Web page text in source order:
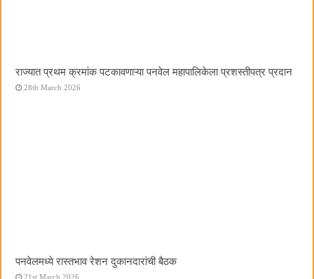
राज्यात प्रथम क्रमांक पटकावणाऱ्या पनवेल महापालिकेला प्रशस्तीपत्र प्रदान
28th March 2026
पनवेलमध्ये रास्तभाव रेशन दुकानदारांची बैठक
21st March 2026